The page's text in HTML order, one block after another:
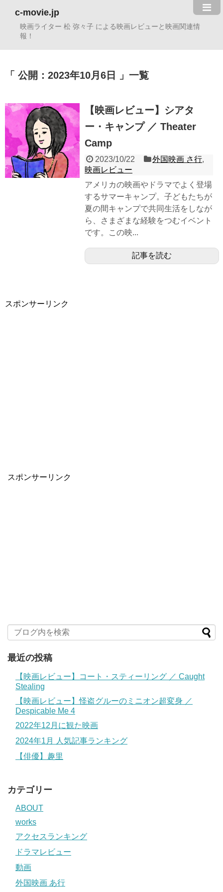
c-movie.jp
映画ライター 松 弥々子 による映画レビューと映画関連情
報！
公開：2023年10月6日 一覧
【映画レビュー】シアタ
ー・キャンプ ／ Theater
Camp
2023/10/22 外国映画 さ行,
映画レビュー
アメリカの映画やドラマでよく登場
するサマーキャンプ。子どもたちが
夏の間キャンプで共同生活をしなが
ら、さまざまな経験をつむイベント
です。この映...
記事を読む
スポンサーリンク
スポンサーリンク
最近の投稿
【映画レビュー】コート・スティーリング ／ Caught
Stealing
【映画レビュー】怪盗グルーのミニオン超変身 ／
Despicable Me 4
2022年12月に観た映画
2024年1月 人気記事ランキング
【俳優】趣里
カテゴリー
ABOUT
works
アクセスランキング
ドラマレビュー
動画
外国映画 あ行